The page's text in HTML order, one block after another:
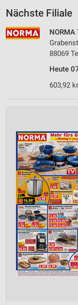
Nächste Filiale
NORMA
88069
Heute
603,92